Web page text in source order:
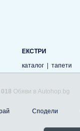
ЕКСТРИ
каталог
тапети
018 Обяви в Autohop.bg
Сподели